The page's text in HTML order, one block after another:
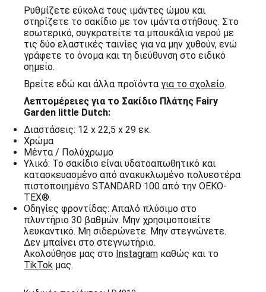
Ρυθμίζετε εύκολα τους ιμάντες ώμου και
στηρίζετε το σακίδιο με τον ιμάντα στήθους. Στο
εσωτερικό, συγκρατείτε τα μπουκάλια νερού με
τις δύο ελαστικές ταινίες για να μην χυθούν, ενώ
γράφετε το όνομα και τη διεύθυνση στο ειδικό
σημείο.
Βρείτε εδώ και άλλα προϊόνταγια το σχολείο.
Λεπτομέρειες για το Σακίδιο Πλάτης Fairy
Garden little Dutch:
Διαστάσεις: 12 x 22,5 x 29 εκ.
Χρώμα
Μέντα / Πολύχρωμο
Υλικό: Το σακίδιο είναι υδατοαπωθητικό και
κατασκευασμένο από ανακυκλωμένο πολυεστέρα
πιστοποιημένο STANDARD 100 από την OEKO-
TEX®.
Οδηγίες φροντίδας: Απαλό πλύσιμο στο
πλυντήριο 30 βαθμών. Μην χρησιμοποιείτε
λευκαντικό. Μη σιδερώνετε. Μην στεγνώνετε.
Δεν μπαίνει στο στεγνωτήριο.
Ακολούθησε μας στο Instagram καθώς και το
TikTok μας.